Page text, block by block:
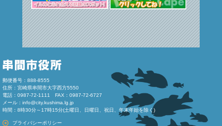
郵便番号：888-8555
住所：宮崎県串間市大字西方5550
電話：0987-72-1111 FAX：0987-72-6727
メール： info@city.kushima.lg.jp
時間：8時30分～17時15分(土曜日、日曜日、祝日、年末年始を除く)
プライバシーポリシー